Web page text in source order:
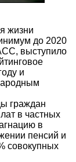
жизни
до 2020
выступило
и
граждан
в частных
в
пенсий и
совокупных